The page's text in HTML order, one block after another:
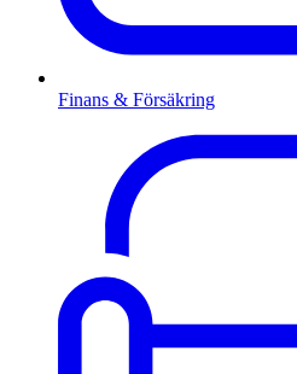
Finans & Försäkring